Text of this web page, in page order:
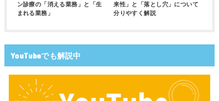
ン診療の「消える業務」と「生
まれる業務」
来性」と「落とし穴」について
分りやすく解説
YouTubeでも解説中